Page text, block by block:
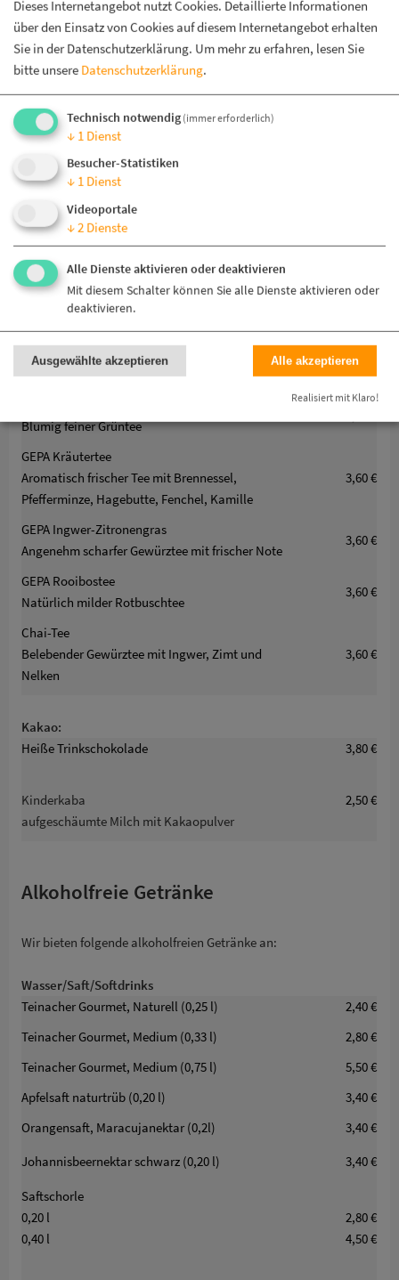
Kaffee
Milchkaffee
3,90 €
Cappuccino
Latte Macchiato
Espresso
Espresso Macchiato
Alle Kaffeesorten auch koffeinfrei möglich.
Hafer-oder laktosefreie Milch (Aufschlag 0,50€).
Tee:
GEPA Schwarztee Darjeeling lose
Feiner Bio Schwarztee elegant und blumig frisch
3,80 €
Blumig feiner Grüntee
GEPA Kräutertee
Aromatisch frischer Tee mit Brennessel,
Pfefferminze, Hagebutte, Fenchel, Kamille
3,60 €
GEPA Ingwer-Zitronengras
Angenehm scharfer Gewürztee mit frischer Note
3,60 €
GEPA Rooibostee
Natürlich milder Rotbuschtee
3,60 €
Chai-Tee
Belebender Gewürztee mit Ingwer, Zimt und
Nelken
3,60 €
Kakao:
Heiße Trinkschokolade
3,80 €
Kinderkaba
aufgeschäumte Milch mit Kakaopulver
2,50 €
Alkoholfreie Getränke
Wir bieten folgende alkoholfreien Getränke an:
Wasser/Saft/Softdrinks
Teinacher Gourmet, Naturell (0,25 l)
2,40 €
Teinacher Gourmet, Medium (0,33 l)
2,80 €
Teinacher Gourmet, Medium (0,75 l)
5,50 €
Apfelsaft naturtrüb (0,20 l)
3,40 €
Orangensaft, Maracujanektar (0,2l)
3,40 €
Johannisbeernektar schwarz (0,20 l)
3,40 €
Saftschorle
0,20 l
0,40 l
2,80 €
4,50 €
Dieses Internetangebot nutzt Cookies. Detaillierte Informationen
über den Einsatz von Cookies auf diesem Internetangebot erhalten
Sie in der Datenschutzerklärung. Um mehr zu erfahren, lesen Sie
bitte unsere Datenschutzerklärung.
Technisch notwendig (immer erforderlich)
↓ 1 Dienst
Besucher-Statistiken
↓ 1 Dienst
Videoportale
↓2 Dienste
Alle Dienste aktivieren oder deaktivieren
Mit diesem Schalter können Sie alle Dienste aktivieren oder
deaktivieren.
Ausgewählte akzeptieren Alle akzeptieren
Realisiert mit Klaro!